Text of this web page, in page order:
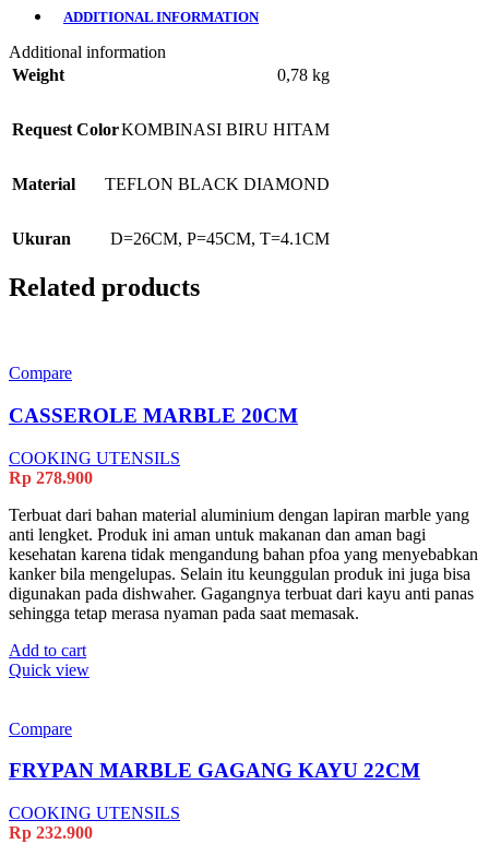
ADDITIONAL INFORMATION
Additional information
Weight
0,78 kg
Request ColorKOMBINASI BIRU HITAM
Material TEFLON BLACK DIAMOND
Ukuran D=26CM, P=45CM, T=4.1CM
Related products
Compare
CASSEROLE MARBLE 20CM
COOKING UTENSILS
Rp 278.900
Terbuat dari bahan material aluminium dengan lapiran marble yang
anti lengket. Produk ini aman untuk makanan dan aman bagi
kesehatan karena tidak mengandung bahan pfoa yang menyebabkan
kanker bila mengelupas. Selain itu keunggulan produk ini juga bisa
digunakan pada dishwaher. Gagangnya terbuat dari kayu anti panas
sehingga tetap merasa nyaman pada saat memasak.
Add to cart
Quick view
Compare
FRYPAN MARBLE GAGANG KAYU 22CM
COOKING UTENSILS
Rp 232.900